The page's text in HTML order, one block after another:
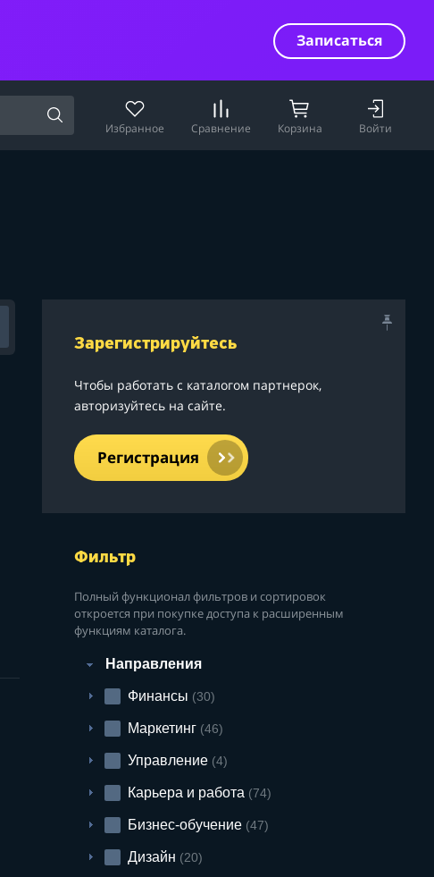
Записаться
Избранное Сравнение Корзина Войти
Зарегистрируйтесь
Чтобы работать с каталогом партнерок,
авторизуйтесь на сайте.
Регистрация
Фильтр
Полный функционал фильтров и сортировок
откроется при покупке доступа к расширенным
функциям каталога.
Направления
Финансы (30)
Маркетинг (46)
Управление (4)
Карьера и работа (74)
Бизнес-обучение (47)
Дизайн (20)